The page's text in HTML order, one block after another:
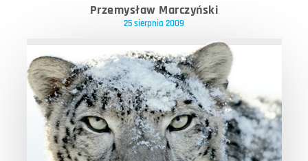
Przemysław Marczyński
25 sierpnia 2009